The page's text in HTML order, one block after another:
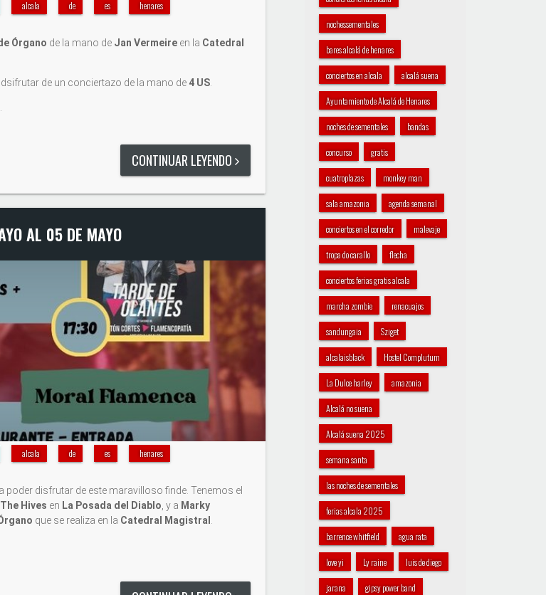
alcala de es henares
Órgano de la mano de Jan Vermeire en la Catedral
de un conciertazo de la mano de 4 US.
CONTINUAR LEYENDO
AL 05 DE MAYO
alcala de es henares
disfrutar de este maravilloso finde. Tenemos el
Hives en La Posada del Diablo , y a Marky
que se realiza en la Catedral Magistral
nochessementales
bares alcalá de henares
conciertos en alcala alcalá suena
Ayuntamiento de Alcalá de Henares
noches de sementales bandas
concurso gratis
cuatroplazas monkey man
sala amazonia agenda semanal
conciertos en el corredor malevaje
tropa do carallo flecha
conciertos ferias gratis alcala
marcha zombie renacuajos
sandungaia Sziget
alcalaisblack Hostel Complutum
La Dulce harley amazonia
Alcalá no suena
Alcalá suena 2025
semana santa
las noches de sementales
ferias alcala 2025
barrence whitfield agua rata
love yi Ly raine luis de diego
jarana gipsy power band